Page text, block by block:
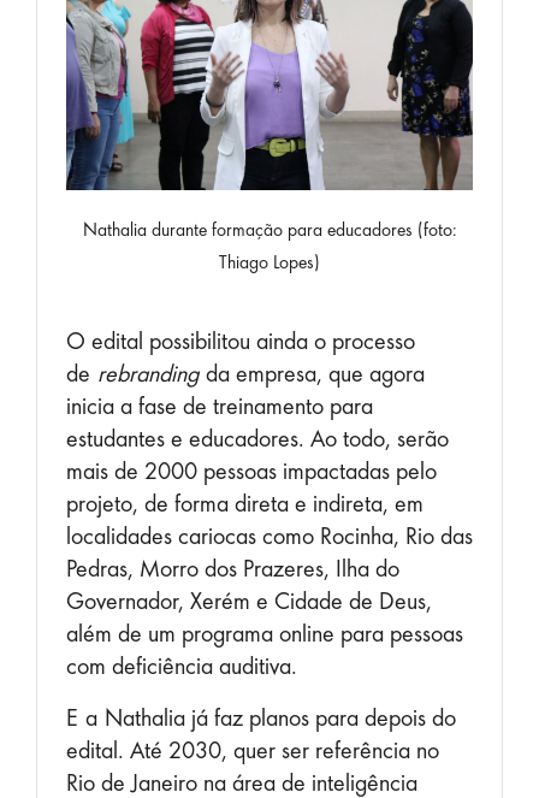
Nathalia durante formação para educadores (foto:
Thiago Lopes)
O edital possibilitou ainda o processo
de rebrandingda empresa, que agora
inicia a fase de treinamento para
estudantes e educadores. Ao todo, serão
mais de 2000 pessoas impactadas pelo
projeto, de forma direta e indireta, em
localidades cariocas como Rocinha, Rio das
Pedras, Morro dos Prazeres, Ilha do
Governador, Xerém e Cidade de Deus,
além de um programa online para pessoas
com deficiência auditiva.
E a Nathalia já faz planos para depois do
edital. Até 2030, quer ser referência no
Rio de Janeiro na área de inteligência